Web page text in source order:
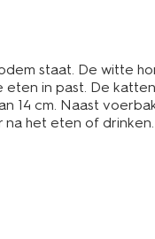
staat. De witte
eten in past. De
14 cm. Naast
het eten of